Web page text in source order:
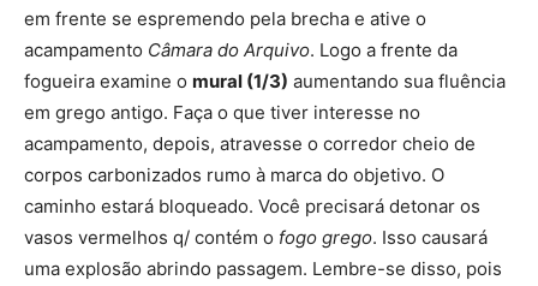
em frente se espremendo pela brecha e ative o
acampamento Câmara do Arquivo. Logo a frente da
fogueira examine o mural (1/3) aumentando sua fluência
em grego antigo. Faça o que tiver interesse no
acampamento, depois, atravesse o corredor cheio de
corpos carbonizados rumo à marca do objetivo. O
caminho estará bloqueado. Você precisará detonar os
vasos vermelhos q/ contém o fogo grego. Isso causará
uma explosão abrindo passagem. Lembre-se disso, pois